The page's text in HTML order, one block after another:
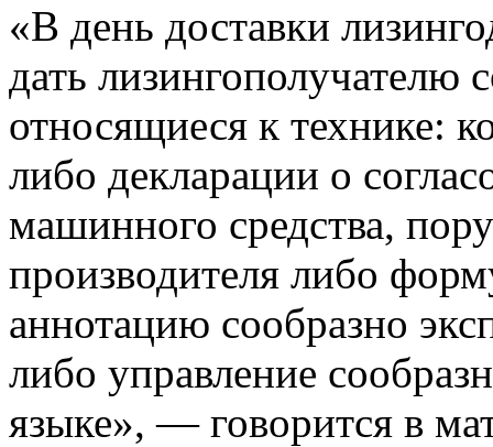
«В день доставки
дать лизингополучателю
относящиеся к технике:
либо декларации о
машинного средства,
производителя либо
аннотацию сообразно
либо управление
языке», — говорится в